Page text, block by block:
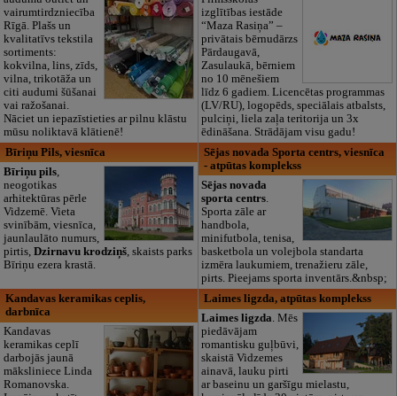
vairumtirdzniecība
Rīgā. Plašs un
kvalitatīvs tekstila
sortiments:
kokvilna, lins, zīds,
vilna, trikotāža un
citi audumi šūšanai
vai ražošanai.
Nāciet un iepazīstieties ar pilnu klāstu
mūsu noliktavā klātienē!
izglītības iestāde
“Maza Rasiņa” –
privātais bērnudārzs
Pārdaugavā,
Zasulaukā, bērniem
no 10 mēnešiem
līdz 6 gadiem. Licencētas programmas
(LV/RU), logopēds, speciālais atbalsts,
pulciņi, liela zaļa teritorija un 3x
ēdināšana. Strādājam visu gadu!
Bīriņu Pils, viesnīca
Bīriņu pils,
neogotikas
arhitektūras pērle
Vidzemē. Vieta
svinībām, viesnīca,
jaunlaulāto numurs,
pirtis, Dzirnavu krodziņš, skaists parks
Bīriņu ezera krastā.
Sējas novada Sporta centrs, viesnīca
- atpūtas komplekss
Sējas novada
sporta centrs.
Sporta zāle ar
handbola,
minifutbola, tenisa,
basketbola un volejbola standarta
izmēra laukumiem, trenažieru zāle,
pirts. Pieejams sporta inventārs.&nbsp;
Kandavas keramikas ceplis,
darbnīca
Kandavas
keramikas ceplī
darbojās jaunā
māksliniece Linda
Romanovska.
Laimes ligzda, atpūtas komplekss
Laimes ligzda. Mēs
piedāvājam
romantisku guļbūvi,
skaistā Vidzemes
ainavā, lauku pirti
ar baseinu un garšīgu mielastu,